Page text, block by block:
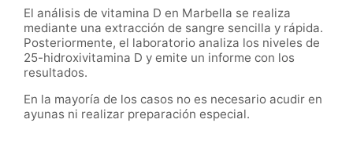
El análisis de vitamina D en Marbella se realiza
mediante una extracción de sangre sencilla y rápida.
Posteriormente, el laboratorio analiza los niveles de
25-hidroxivitamina D y emite un informe con los
resultados.
En la mayoría de los casos no es necesario acudir en
ayunas ni realizar preparación especial.